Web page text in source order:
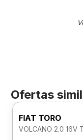
Ofertas
FIAT TORO